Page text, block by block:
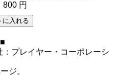
800 円
：プレイヤー・コーポレーシ
ジ。